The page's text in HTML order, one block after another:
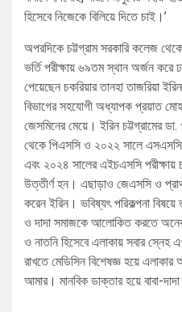
হিসেবে নিজেকে বিলিয়ে দিতে চাই।’
অপরদিকে চট্টগ্রাম সরকারি কলেজ
ভর্তি পরীক্ষায় ৬৯তম স্থান অর্জন করে
পেয়েছেন চকরিয়ার তানহা তাজরিয়া
বিভাগের সহযোগী অধ্যাপক প্রয়াত
জেসমিনের মেয়ে। ইরিন চট্টগ্রামের ডা.
থেকে পিএসসি ও ২০২২ সালে এসএসসি
এবং ২০২৪ সালের এইচএসসি পরীক্ষায়
উত্তীর্ণ হন। এছাড়াও জেএসসি ও
করেন ইরিন। ভবিষ্যৎ পরিকল্পনা বিষয়ে
ও দাদা সমাজকে আলোকিত করতে
ও নাতনি হিসেবে এলাকায় সবার স্নেহ
রাখতে মেডিসিন বিশেষজ্ঞ হয়ে এলাকার
আমার। মানবিক ডাক্তার হয়ে বাবা-